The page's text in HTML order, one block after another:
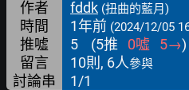
作者
fddk (扭曲的藍月)
時間 1年前 (2024/12/05
推噓 5 (5推 0噓 5→)
留言
10則, 6人參與
討論串 1/1